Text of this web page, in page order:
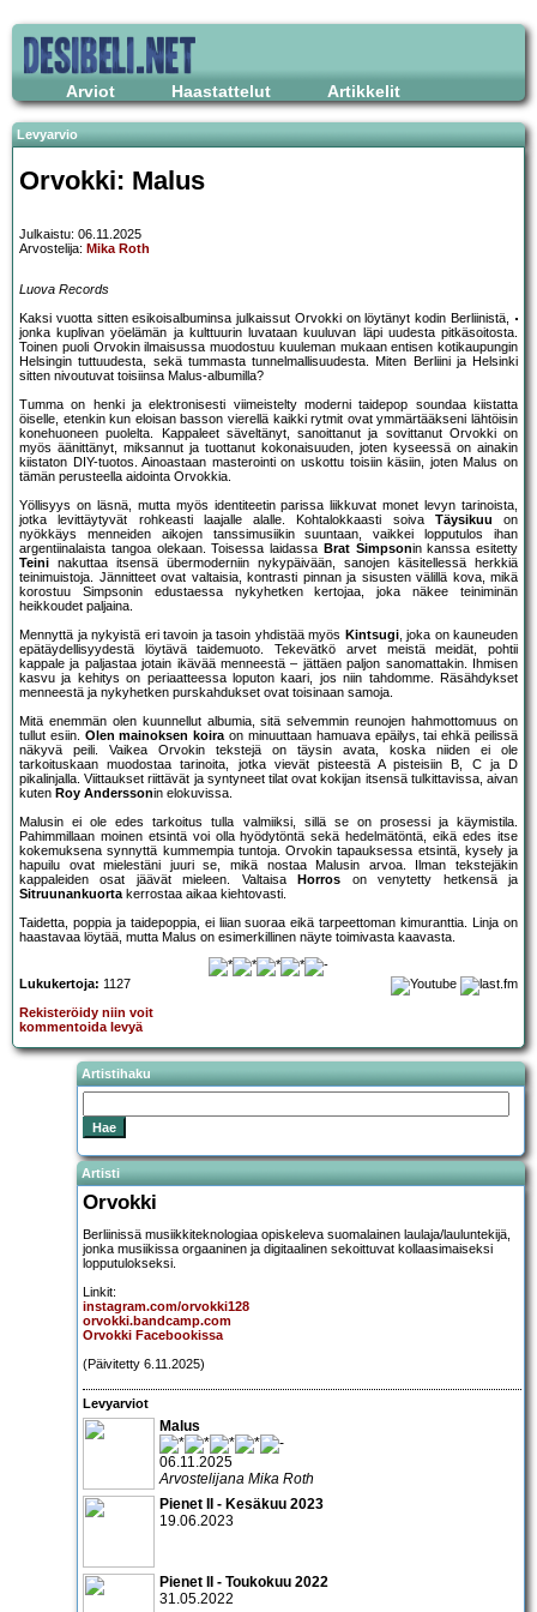
Arviot Haastattelut Artikkelit
Levyarvio
Orvokki: Malus
Julkaistu: 06.11.2025
Arvostelija: Mika Roth
Luova Records
Kaksi vuotta sitten esikoisalbuminsa julkaissut Orvokki on löytänyt kodin Berliinistä,
jonka kuplivan yöelämän ja kulttuurin luvataan kuuluvan läpi uudesta pitkäsoitosta.
Toinen puoli Orvokin ilmaisussa muodostuu kuuleman mukaan entisen kotikaupungin
Helsingin tuttuudesta, sekä tummasta tunnelmallisuudesta. Miten Berliini ja Helsinki
sitten nivoutuvat toisiinsa Malus-albumilla?
Tumma on henki ja elektronisesti viimeistelty moderni taidepop soundaa kiistatta
öiselle, etenkin kun eloisan basson vierellä kaikki rytmit ovat ymmärtääkseni lähtöisin
konehuoneen puolelta. Kappaleet säveltänyt, sanoittanut ja sovittanut Orvokki on
myös äänittänyt, miksannut ja tuottanut kokonaisuuden, joten kyseessä on ainakin
kiistaton DIY-tuotos. Ainoastaan masterointi on uskottu toisiin käsiin, joten Malus on
tämän perusteella aidointa Orvokkia.
Yöllisyys on läsnä, mutta myös identiteetin parissa liikkuvat monet levyn tarinoista,
jotka levittäytyvät rohkeasti laajalle alalle. Kohtalokkaasti soiva Täysikuu on
nyökkäys menneiden aikojen tanssimusiikin suuntaan, vaikkei lopputulos ihan
argentiinalaista tangoa olekaan. Toisessa laidassa Brat Simpsonin kanssa esitetty
Teini nakuttaa itsensä übermoderniin nykypäivään, sanojen käsitellessä herkkiä
teinimuistoja. Jännitteet ovat valtaisia, kontrasti pinnan ja sisusten välillä kova, mikä
korostuu Simpsonin edustaessa nykyhetken kertojaa, joka näkee teiniminän
heikkoudet paljaina.
Mennyttä ja nykyistä eri tavoin ja tasoin yhdistää myös Kintsugi, joka on kauneuden
epätäydellisyydestä löytävä taidemuoto. Tekevätkö arvet meistä meidät, pohtii
kappale ja paljastaa jotain ikävää menneestä – jättäen paljon sanomattakin. Ihmisen
kasvu ja kehitys on periaatteessa loputon kaari, jos niin tahdomme. Räsähdykset
menneestä ja nykyhetken purskahdukset ovat toisinaan samoja.
Mitä enemmän olen kuunnellut albumia, sitä selvemmin reunojen hahmottomuus on
tullut esiin. Olen mainoksen koiraon minuuttaan hamuava epäilys, tai ehkä peilissä
näkyvä peili. Vaikea Orvokin tekstejä on täysin avata, koska niiden ei ole
tarkoituskaan muodostaa tarinoita, jotka vievät pisteestä A pisteisiin B, C ja D
pikalinjalla. Viittaukset riittävät ja syntyneet tilat ovat kokijan itsensä tulkittavissa, aivan
kuten Roy Anderssonin elokuvissa.
Malusin ei ole edes tarkoitus tulla valmiiksi, sillä se on prosessi ja käymistila.
Pahimmillaan moinen etsintä voi olla hyödytöntä sekä hedelmätöntä, eikä edes itse
kokemuksena synnyttä kummempia tuntoja. Orvokin tapauksessa etsintä, kysely ja
hapuilu ovat mielestäni juuri se, mikä nostaa Malusin arvoa. Ilman tekstejäkin
kappaleiden osat jäävät mieleen. Valtaisa
Horros on venytetty hetkensä ja
Sitruunankuortakerrostaa aikaa kiehtovasti.
Taidetta, poppia ja taidepoppia, ei liian suoraa eikä tarpeettoman kimuranttia. Linja on
haastavaa löytää, mutta Malus on esimerkillinen näyte toimivasta kaavasta.
Lukukertoja: 1127
Rekisteröidy niin voit
kommentoida levyä
Artistihaku
Artisti
Orvokki
Berliinissä musiikkiteknologiaa opiskeleva suomalainen laulaja/lauluntekijä,
jonka musiikissa orgaaninen ja digitaalinen sekoittuvat kollaasimaiseksi
lopputulokseksi.
Linkit:
instagram.com/orvokki128
orvokki.bandcamp.com
Orvokki Facebookissa
(Päivitetty 6.11.2025)
Levyarviot
Malus
06.11.2025
Arvostelijana Mika Roth
Pienet II - Kesäkuu 2023
19.06.2023
Pienet II - Toukokuu 2022
31.05.2022